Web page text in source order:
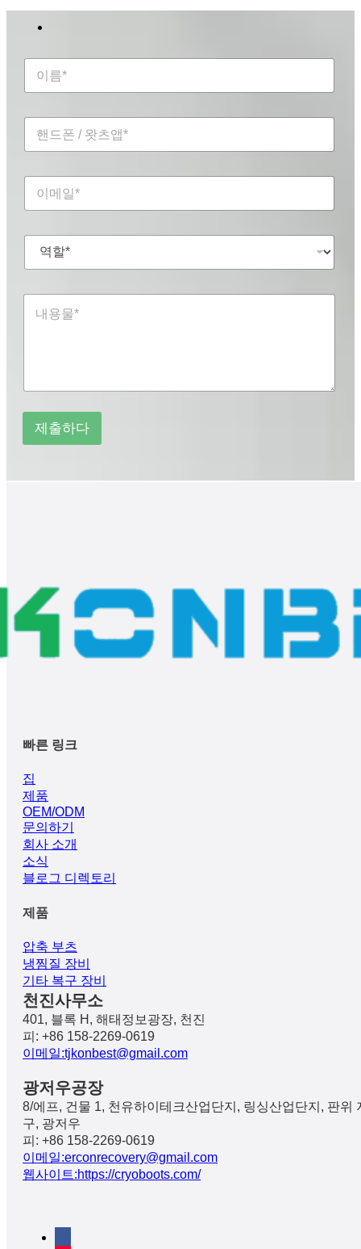
*
폰
일
*
제출하다
빠른 링크
집
제품
OEM/ODM
문의하기
회사 소개
소식
블로그 디렉토리
제품
압축 부츠
냉찜질 장비
기타 복구 장비
천진사무소
401, 블록 H, 해태정보광장, 천진
피: +86 158-2269-0619
이메일:tjkonbest@gmail.com
광저우공장
8/에프, 건물 1, 천유하이테크산업단지, 링싱산업단지, 판위
구, 광저우
피: +86 158-2269-0619
이메일:erconrecovery@gmail.com
웹사이트:https://cryoboots.com/